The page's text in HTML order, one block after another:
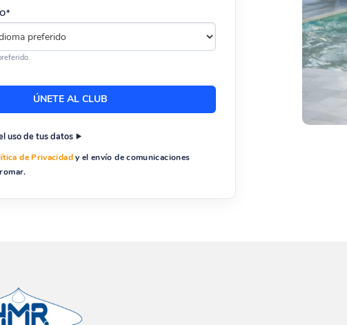
uso de tus datos
de Privacidady el envío de comunicaciones